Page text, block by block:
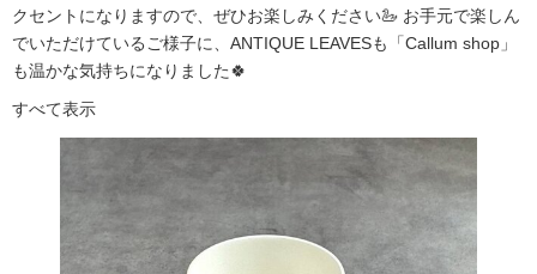
クセントになりますので、ぜひお楽しみください🦢 お手元で楽しん
でいただけているご様子に、ANTIQUE LEAVESも「Callum shop」
も温かな気持ちになりました🍀
すべて表示